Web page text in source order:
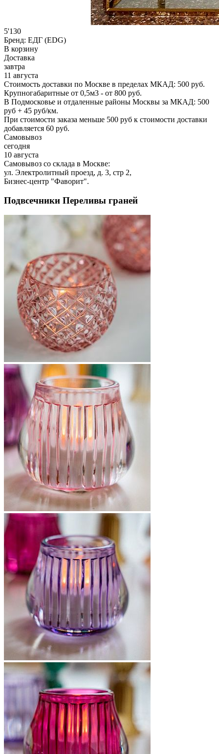
5'130
Бренд: ЕДГ (EDG)
В корзину
Доставка
завтра
11 августа
Стоимость доставки по Москве в пределах МКАД: 500 руб.
Крупногабаритные от 0,5м3 - от 800 руб.
В Подмосковье и отдаленные районы Москвы за МКАД: 500
руб + 45 руб/км.
При стоимости заказа меньше 500 руб к стоимости доставки
добавляется 60 руб.
Самовывоз
сегодня
10 августа
Самовывоз со склада в Москве:
ул. Электролитный проезд, д. 3, стр 2,
Бизнес-центр "Фаворит".
Подвсечники Переливы граней